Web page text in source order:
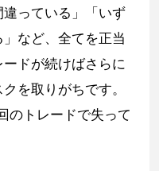
っている」「いず
など、全てを正当
ドが続けばさらに
を取りがちです。
のトレードで失って